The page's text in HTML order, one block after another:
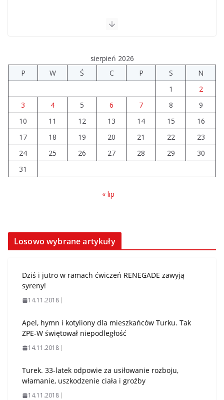
sierpień 2026
P
W Ś C P S
N
1
2
3
4 5 6 7 8
9
10
11 12 13 14 15
16
17
18 19 20 21 22
23
24
25 26 27 28 29
30
31
« lip
Losowo wybrane artykuły
Dziś i jutro w ramach ćwiczeń RENEGADE zawyją
syreny!
14.11.2018
Apel, hymn i kotyliony dla mieszkańców Turku. Tak
ZPE-W świętował niepodległość
14.11.2018
Turek. 33-latek odpowie za usiłowanie rozboju,
włamanie, uszkodzenie ciała i groźby
14.11.2018